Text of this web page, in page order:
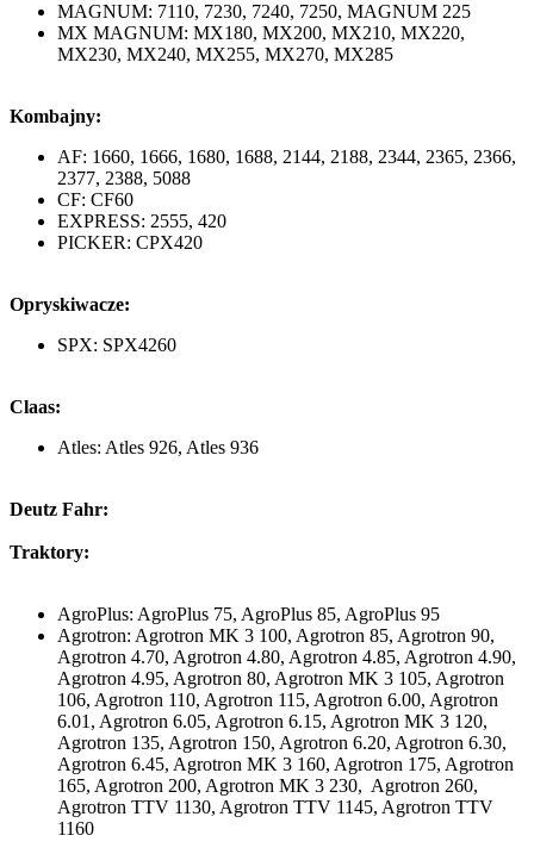
MAGNUM: 7110, 7230, 7240, 7250, MAGNUM 225
MX MAGNUM: MX180, MX200, MX210, MX220,
MX230, MX240, MX255, MX270, MX285
Kombajny:
AF: 1660, 1666, 1680, 1688, 2144, 2188, 2344, 2365, 2366,
2377, 2388, 5088
CF: CF60
EXPRESS: 2555, 420
PICKER: CPX420
Opryskiwacze:
SPX: SPX4260
Claas:
Atles: Atles 926, Atles 936
Deutz Fahr:
Traktory:
AgroPlus: AgroPlus 75, AgroPlus 85, AgroPlus 95
Agrotron: Agrotron MK 3 100, Agrotron 85, Agrotron 90,
Agrotron 4.70, Agrotron 4.80, Agrotron 4.85, Agrotron 4.90,
Agrotron 4.95, Agrotron 80, Agrotron MK 3 105, Agrotron
106, Agrotron 110, Agrotron 115, Agrotron 6.00, Agrotron
6.01, Agrotron 6.05, Agrotron 6.15, Agrotron MK 3 120,
Agrotron 135, Agrotron 150, Agrotron 6.20, Agrotron 6.30,
Agrotron 6.45, Agrotron MK 3 160, Agrotron 175, Agrotron
165, Agrotron 200, Agrotron MK 3 230, Agrotron 260,
Agrotron TTV 1130, Agrotron TTV 1145, Agrotron TTV
1160